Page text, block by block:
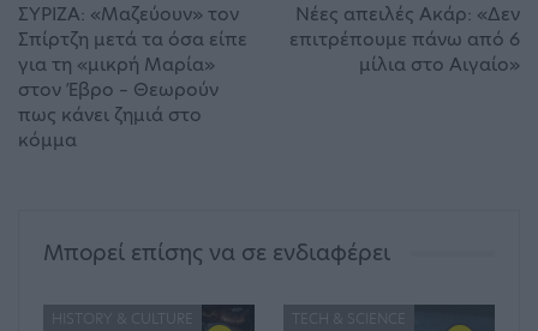
ΣΥΡΙΖΑ: «Μαζεύουν» τον
Σπίρτζη μετά τα όσα είπε
για τη «μικρή Μαρία»
στον Έβρο – Θεωρούν
πως κάνει ζημιά στο
κόμμα
Νέες απειλές Ακάρ: «Δεν
επιτρέπουμε πάνω από 6
μίλια στο Αιγαίο»
Μπορεί επίσης να σε ενδιαφέρει
HISTORY & CULTURE TECH & SCIENCE